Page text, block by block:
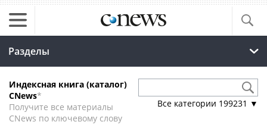
Разделы
Индексная книга (каталог)
CNews*
Получите все материалы
CNews по ключевому слову
Все категории 199231 ▼